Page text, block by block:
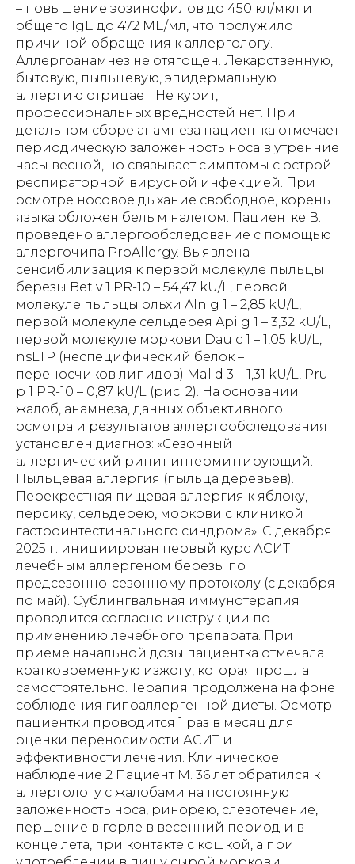
– повышение эозинофилов до 450 кл/мкл и
общего IgE до 472 МЕ/мл, что послужило
причиной обращения к аллергологу.
Аллергоанамнез не отягощен. Лекарственную,
бытовую, пыльцевую, эпидермальную
аллергию отрицает. Не курит,
профессиональных вредностей нет. При
детальном сборе анамнеза пациентка отмечает
периодическую заложенность носа в утренние
часы весной, но связывает симптомы с острой
респираторной вирусной инфекцией. При
осмотре носовое дыхание свободное, корень
языка обложен белым налетом. Пациентке В.
проведено аллергообследование с помощью
аллергочипа ProAllergy. Выявлена
сенсибилизация к первой молекуле пыльцы
березы Bet v 1 PR-10 – 54,47 kU/L, первой
молекуле пыльцы ольхи Aln g 1 – 2,85 kU/L,
первой молекуле сельдерея Api g 1 – 3,32 kU/L,
первой молекуле моркови Dau c 1 – 1,05 kU/L,
nsLTP (неспецифический белок –
переносчиков липидов) Mal d 3 – 1,31 kU/L, Pru
p 1 PR-10 – 0,87 kU/L (рис. 2). На основании
жалоб, анамнеза, данных объективного
осмотра и результатов аллергообследования
установлен диагноз: «Сезонный
аллергический ринит интермиттирующий.
Пыльцевая аллергия (пыльца деревьев).
Перекрестная пищевая аллергия к яблоку,
персику, сельдерею, моркови с клиникой
гастроинтестинального синдрома». С декабря
2025 г. инициирован первый курс АСИТ
лечебным аллергеном березы по
предсезонно-сезонному протоколу (с декабря
по май). Сублингвальная иммунотерапия
проводится согласно инструкции по
применению лечебного препарата. При
приеме начальной дозы пациентка отмечала
кратковременную изжогу, которая прошла
самостоятельно. Терапия продолжена на фоне
соблюдения гипоаллергенной диеты. Осмотр
пациентки проводится 1 раз в месяц для
оценки переносимости АСИТ и
эффективности лечения. Клиническое
наблюдение 2 Пациент М. 36 лет обратился к
аллергологу с жалобами на постоянную
заложенность носа, ринорею, слезотечение,
першение в горле в весенний период и в
конце лета, при контакте с кошкой, а при